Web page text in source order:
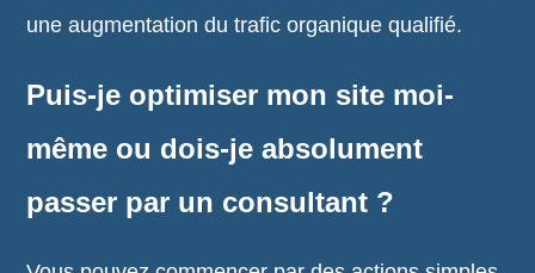
une augmentation du trafic organique qualifié.
Puis-je optimiser mon site moi-
même ou dois-je absolument
passer par un consultant ?